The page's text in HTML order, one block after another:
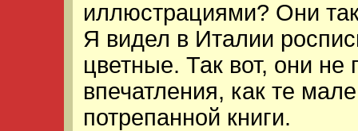
иллюстрациями? Они
Я видел в Италии
цветные. Так вот, они не
впечатления, как те
потрепанной книги.